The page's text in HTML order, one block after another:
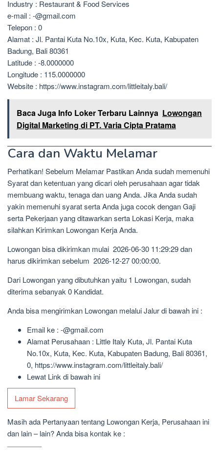
Industry : Restaurant & Food Services
e-mail : -@gmail.com
Telepon : 0
Alamat : Jl. Pantai Kuta No.10x, Kuta, Kec. Kuta, Kabupaten
Badung, Bali 80361
Latitude : -8.0000000
Longitude : 115.0000000
Website : https://www.instagram.com/littleitaly.bali/
Baca Juga Info Loker Terbaru Lainnya Lowongan
Digital Marketing di PT. Varia Cipta Pratama
Cara dan Waktu Melamar
Perhatikan! Sebelum Melamar Pastikan Anda sudah memenuhi
Syarat dan ketentuan yang dicari oleh perusahaan agar tidak
membuang waktu, tenaga dan uang Anda. Jika Anda sudah
yakin memenuhi syarat serta Anda juga cocok dengan Gaji
serta Pekerjaan yang ditawarkan serta Lokasi Kerja, maka
silahkan Kirimkan Lowongan Kerja Anda.
Lowongan bisa dikirimkan mulai 2026-06-30 11:29:29 dan
harus dikirimkan sebelum 2026-12-27 00:00:00.
Dari Lowongan yang dibutuhkan yaitu 1 Lowongan, sudah
diterima sebanyak 0 Kandidat.
Anda bisa mengirimkan Lowongan melalui Jalur di bawah ini :
Email ke : -@gmail.com
Alamat Perusahaan : Little Italy Kuta, Jl. Pantai Kuta
No.10x, Kuta, Kec. Kuta, Kabupaten Badung, Bali 80361,
0, https://www.instagram.com/littleitaly.bali/
Lewat Link di bawah ini
Lamar Sekarang
Masih ada Pertanyaan tentang Lowongan Kerja, Perusahaan ini
dan lain – lain? Anda bisa kontak ke :